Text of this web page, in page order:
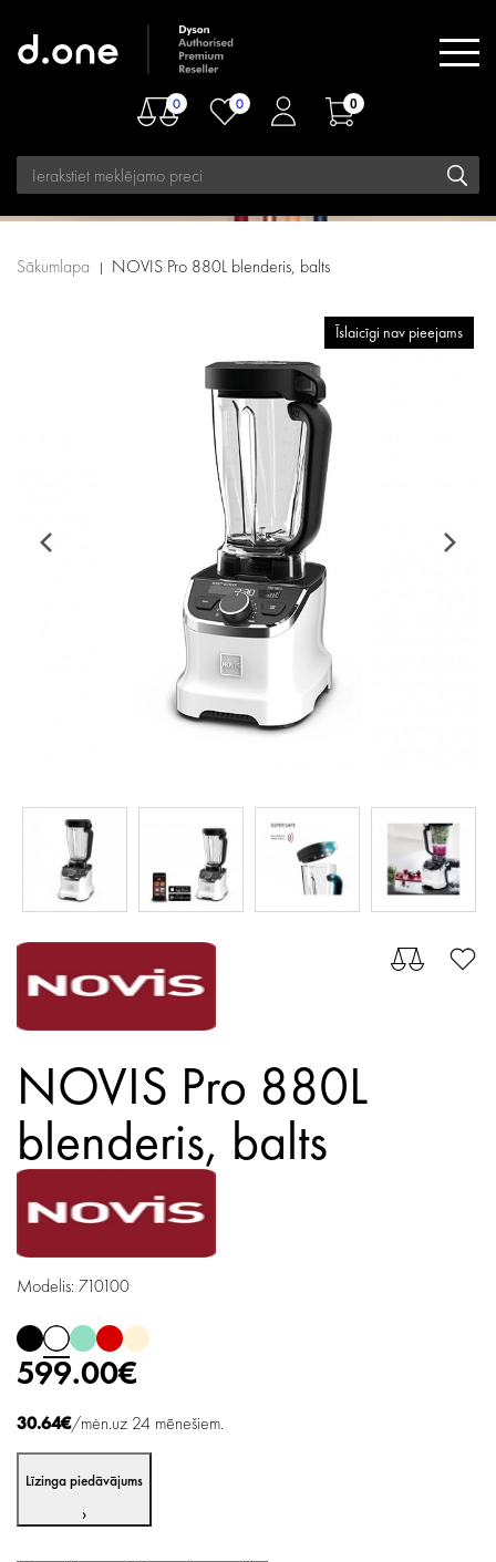
0 0 0
Sākumlapa NOVIS Pro 880L blenderis, balts
Īslaicīgi nav pieejams
NOVIS Pro 880L
blenderis, balts
Modelis: 710100
599.00€
30.64€/mėn.uz 24 mēnešiem.
Līzinga piedāvājums
›